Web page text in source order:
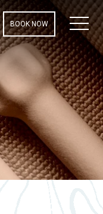
BOOK NOW MENU